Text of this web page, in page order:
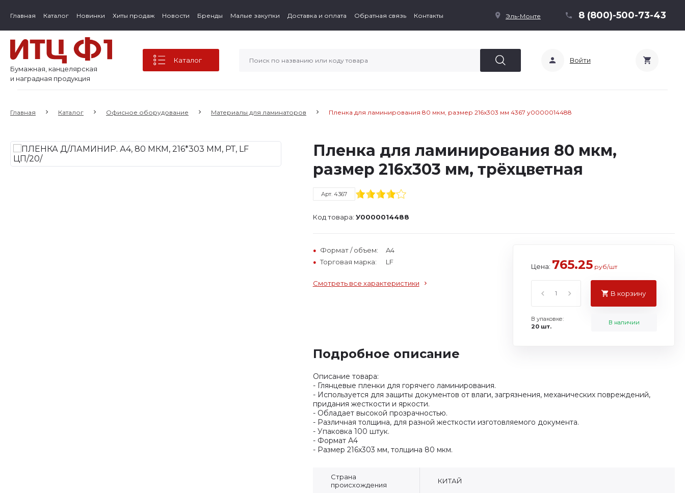
Главная Каталог Новинки Хиты продаж Новости Бренды Малые закупки Доставка и оплата Обратная связь Контакты Эль-Монте 8 (800)-500-73-43
Бумажная, канцелярская
и наградная продукция
Каталог Войти
Главная Каталог Офисное оборудование Материалы для ламинаторов Пленка для ламинирования 80 мкм, размер 216х303 мм 4367 у0000014488
Пленка для ламинирования 80 мкм,
размер 216х303 мм, трёхцветная
Арт. 4367
Код товара: У0000014488
Формат / объем:
Торговая марка:
A4
LF
Смотреть все характеристики
Цена: 765.25 руб/шт
В корзину
В упаковке:
20 шт.
В наличии
Подробное описание
Описание товара:
- Глянцевые пленки для горячего ламинирования.
- Используется для защиты документов от влаги, загрязнения, механических повреждений,
придания жесткости и яркости.
- Обладает высокой прозрачностью.
- Различная толщина, для разной жесткости изготовляемого документа.
- Упаковка 100 штук.
- Формат А4
- Размер 216х303 мм, толщина 80 мкм.
Страна
происхождения
КИТАЙ